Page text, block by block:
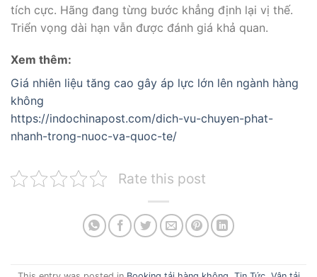
tích cực. Hãng đang từng bước khẳng định lại vị thế.
Triển vọng dài hạn vẫn được đánh giá khả quan.
Xem thêm:
Giá nhiên liệu tăng cao gây áp lực lớn lên ngành hàng
không
https://indochinapost.com/dich-vu-chuyen-phat-
nhanh-trong-nuoc-va-quoc-te/
Rate this post